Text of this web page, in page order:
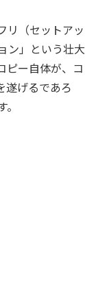
リ（セットアッ
ン」という壮大
ピー自体が、コ
遂げるであろ